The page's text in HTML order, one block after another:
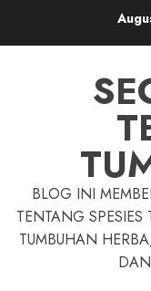
BLOG INI
TENTANG
TUMBUHAN